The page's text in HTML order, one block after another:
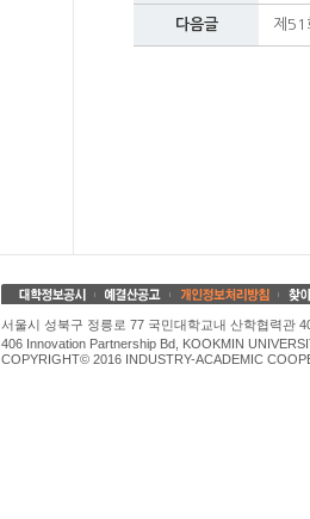
다음글 제51
서울시 성북구 정릉로 77 국민대학교내 산학협력관
406 Innovation Partnership Bd, KOOKMIN
COPYRIGHT© 2016 INDUSTRY-ACADEMIC